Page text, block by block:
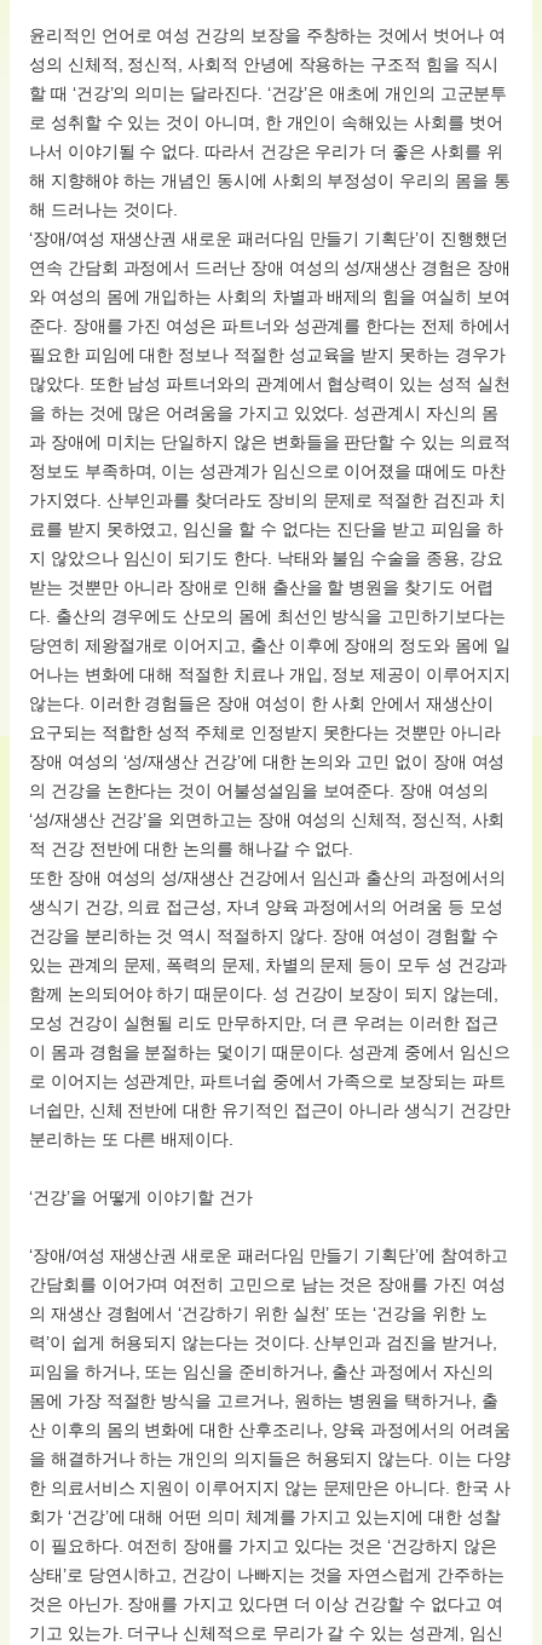
윤리적인 언어로 여성 건강의 보장을 주창하는 것에서 벗어나 여
성의 신체적, 정신적, 사회적 안녕에 작용하는 구조적 힘을 직시
할 때 ‘건강’의 의미는 달라진다. ‘건강’은 애초에 개인의 고군분투
로 성취할 수 있는 것이 아니며, 한 개인이 속해있는 사회를 벗어
나서 이야기될 수 없다. 따라서 건강은 우리가 더 좋은 사회를 위
해 지향해야 하는 개념인 동시에 사회의 부정성이 우리의 몸을 통
해 드러나는 것이다.
‘장애/여성 재생산권 새로운 패러다임 만들기 기획단’이 진행했던
연속 간담회 과정에서 드러난 장애 여성의 성/재생산 경험은 장애
와 여성의 몸에 개입하는 사회의 차별과 배제의 힘을 여실히 보여
준다. 장애를 가진 여성은 파트너와 성관계를 한다는 전제 하에서
필요한 피임에 대한 정보나 적절한 성교육을 받지 못하는 경우가
많았다. 또한 남성 파트너와의 관계에서 협상력이 있는 성적 실천
을 하는 것에 많은 어려움을 가지고 있었다. 성관계시 자신의 몸
과 장애에 미치는 단일하지 않은 변화들을 판단할 수 있는 의료적
정보도 부족하며, 이는 성관계가 임신으로 이어졌을 때에도 마찬
가지였다. 산부인과를 찾더라도 장비의 문제로 적절한 검진과 치
료를 받지 못하였고, 임신을 할 수 없다는 진단을 받고 피임을 하
지 않았으나 임신이 되기도 한다. 낙태와 불임 수술을 종용, 강요
받는 것뿐만 아니라 장애로 인해 출산을 할 병원을 찾기도 어렵
다. 출산의 경우에도 산모의 몸에 최선인 방식을 고민하기보다는
당연히 제왕절개로 이어지고, 출산 이후에 장애의 정도와 몸에 일
어나는 변화에 대해 적절한 치료나 개입, 정보 제공이 이루어지지
않는다. 이러한 경험들은 장애 여성이 한 사회 안에서 재생산이
요구되는 적합한 성적 주체로 인정받지 못한다는 것뿐만 아니라
장애 여성의 ‘성/재생산 건강’에 대한 논의와 고민 없이 장애 여성
의 건강을 논한다는 것이 어불성설임을 보여준다. 장애 여성의
‘성/재생산 건강’을 외면하고는 장애 여성의 신체적, 정신적, 사회
적 건강 전반에 대한 논의를 해나갈 수 없다.
또한 장애 여성의 성/재생산 건강에서 임신과 출산의 과정에서의
생식기 건강, 의료 접근성, 자녀 양육 과정에서의 어려움 등 모성
건강을 분리하는 것 역시 적절하지 않다. 장애 여성이 경험할 수
있는 관계의 문제, 폭력의 문제, 차별의 문제 등이 모두 성 건강과
함께 논의되어야 하기 때문이다. 성 건강이 보장이 되지 않는데,
모성 건강이 실현될 리도 만무하지만, 더 큰 우려는 이러한 접근
이 몸과 경험을 분절하는 덫이기 때문이다. 성관계 중에서 임신으
로 이어지는 성관계만, 파트너쉽 중에서 가족으로 보장되는 파트
너쉽만, 신체 전반에 대한 유기적인 접근이 아니라 생식기 건강만
분리하는 또 다른 배제이다.
‘건강’을 어떻게 이야기할 건가
‘장애/여성 재생산권 새로운 패러다임 만들기 기획단’에 참여하고
간담회를 이어가며 여전히 고민으로 남는 것은 장애를 가진 여성
의 재생산 경험에서 ‘건강하기 위한 실천’ 또는 ‘건강을 위한 노
력’이 쉽게 허용되지 않는다는 것이다. 산부인과 검진을 받거나,
피임을 하거나, 또는 임신을 준비하거나, 출산 과정에서 자신의
몸에 가장 적절한 방식을 고르거나, 원하는 병원을 택하거나, 출
산 이후의 몸의 변화에 대한 산후조리나, 양육 과정에서의 어려움
을 해결하거나 하는 개인의 의지들은 허용되지 않는다. 이는 다양
한 의료서비스 지원이 이루어지지 않는 문제만은 아니다. 한국 사
회가 ‘건강’에 대해 어떤 의미 체계를 가지고 있는지에 대한 성찰
이 필요하다. 여전히 장애를 가지고 있다는 것은 ‘건강하지 않은
상태’로 당연시하고, 건강이 나빠지는 것을 자연스럽게 간주하는
것은 아닌가. 장애를 가지고 있다면 더 이상 건강할 수 없다고 여
기고 있는가. 더구나 신체적으로 무리가 갈 수 있는 성관계, 임신